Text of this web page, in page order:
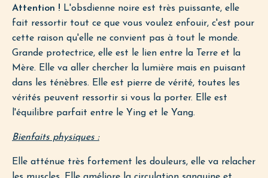
Attention ! L'obsdienne noire est très puissante, elle
fait ressortir tout ce que vous voulez enfouir, c'est pour
cette raison qu'elle ne convient pas à tout le monde.
Grande protectrice, elle est le lien entre la Terre et la
Mère. Elle va aller chercher la lumière mais en puisant
dans les ténèbres. Elle est pierre de vérité, toutes les
vérités peuvent ressortir si vous la porter. Elle est
l'équilibre parfait entre le Ying et le Yang.
Bienfaits physiques :
Elle atténue très fortement les douleurs, elle va relacher